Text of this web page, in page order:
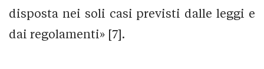
disposta nei soli casi previsti dalle leggi e
dai regolamenti» [7].